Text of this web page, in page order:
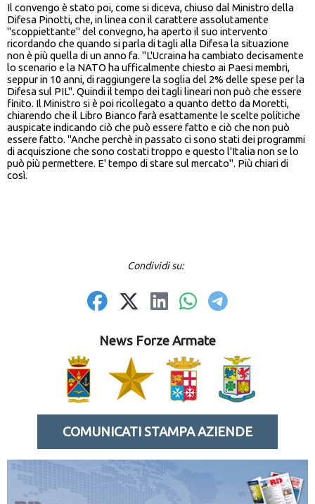
Il convengo è stato poi, come si diceva, chiuso dal Ministro della
Difesa Pinotti, che, in linea con il carattere assolutamente
"scoppiettante" del convegno, ha aperto il suo intervento
ricordando che quando si parla di tagli alla Difesa la situazione
non è più quella di un anno fa. "L'Ucraina ha cambiato decisamente
lo scenario e la NATO ha ufficalmente chiesto ai Paesi membri,
seppur in 10 anni, di raggiungere la soglia del 2% delle spese per la
Difesa sul PIL". Quindi il tempo dei tagli lineari non può che essere
finito. Il Ministro si è poi ricollegato a quanto detto da Moretti,
chiarendo che il Libro Bianco farà esattamente le scelte politiche
auspicate indicando ciò che può essere fatto e ciò che non può
essere fatto. "Anche perchè in passato ci sono stati dei programmi
di acquiszione che sono costati troppo e questo l'Italia non se lo
può più permettere. E' tempo di stare sul mercato". Più chiari di
così.
Condividi su:
News Forze Armate
COMUNICATI STAMPA AZIENDE